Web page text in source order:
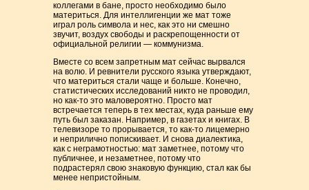
коллегами в бане, просто необходимо было
материться. Для интеллигенции же мат тоже
играл роль символа и нес, как это ни смешно
звучит, воздух свободы и раскрепощенности от
официальной религии — коммунизма.
Вместе со всем запретным мат сейчас вырвался
на волю. И ревнители русского языка утверждают,
что материться стали чаще и больше. Конечно,
статистических исследований никто не проводил,
но как-то это маловероятно. Просто мат
встречается теперь в тех местах, куда раньше ему
путь был заказан. Например, в газетах и книгах. В
телевизоре то прорывается, то как-то лицемерно
и неприлично попискивает. И снова диалектика,
как с неграмотностью: мат заметнее, потому что
публичнее, и незаметнее, потому что
подрастерял свою знаковую функцию, стал как бы
менее непристойным.